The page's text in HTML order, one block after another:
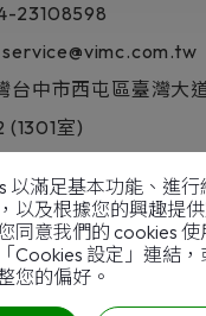
23108598
台中市西屯區臺灣大
(1301室)
傳善 成就企業
以滿足基本功能、進
以及根據您的興趣提
同意我們的 cookies
Cookies 設定」連結
您的偏好。